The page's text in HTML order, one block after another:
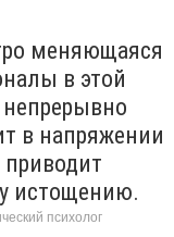
меняющаяся
в этой
в напряжении
истощению.
психолог